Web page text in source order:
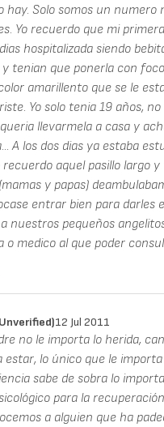
hay. Solo somos un numero
Yo recuerdo que mi
hospitalizada siendo
tenian que ponerla con
amarillento que se le
Yo solo tenia 19 años, no
llevarmela a casa y
A los dos dias ya estaba
recuerdo aquel pasillo largo
y papas)
entrar bien para darles
nuestros pequeños
o medico al que poder
12 Jul 2011
no le importa lo herida,
estar, lo único que le
sabe de sobra lo
para la
a alguien que ha